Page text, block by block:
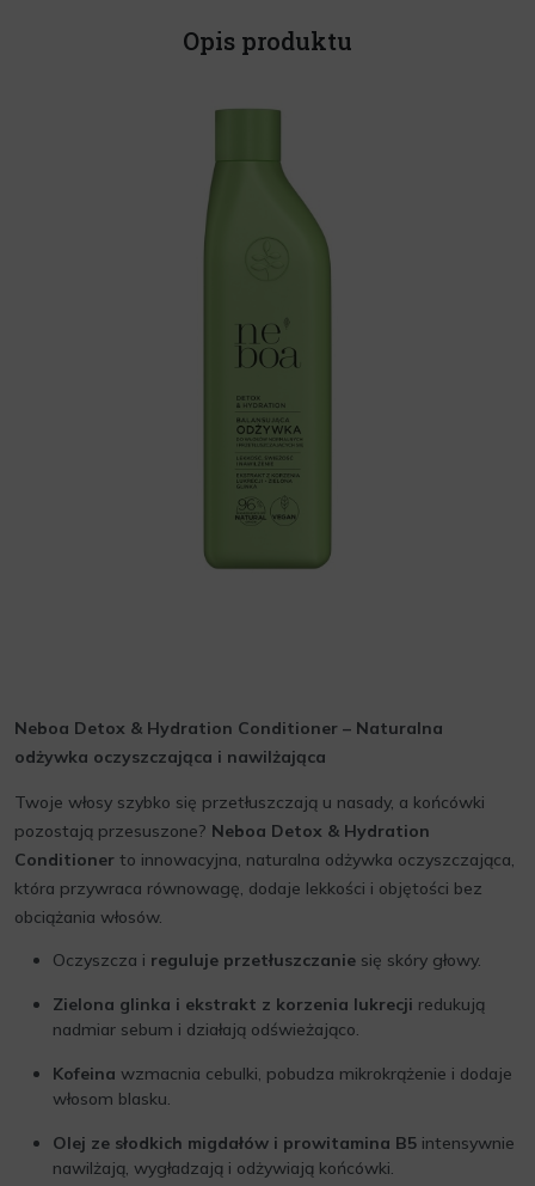
Opis produktu
Neboa Detox & Hydration Conditioner – Naturalna
odżywka oczyszczająca i nawilżająca
Twoje włosy szybko się przetłuszczają u nasady, a końcówki
pozostają przesuszone? Neboa Detox & Hydration
Conditioner to innowacyjna, naturalna odżywka oczyszczająca,
która przywraca równowagę, dodaje lekkości i objętości bez
obciążania włosów.
Oczyszcza i reguluje przetłuszczanie się skóry głowy.
Zielona glinka i ekstrakt z korzenia lukrecji redukują
nadmiar sebum i działają odświeżająco.
Kofeina wzmacnia cebulki, pobudza mikrokrążenie i dodaje
włosom blasku.
Olej ze słodkich migdałów i prowitamina B5 intensywnie
nawilżają, wygładzają i odżywiają końcówki.